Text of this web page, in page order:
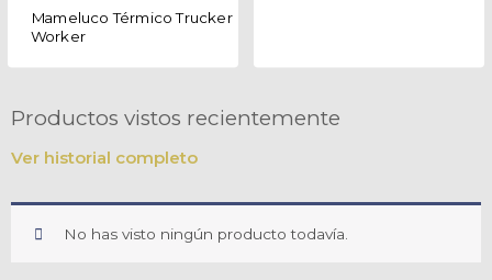
Mameluco Térmico Trucker
Worker
Productos vistos recientemente
Ver historial completo
No has visto ningún producto todavía.